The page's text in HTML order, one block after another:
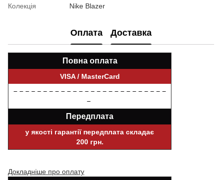
Колекція Nike Blazer
Оплата Доставка
Повна оплата
VISA / MasterCard
− − − − − − − − − − − − − − − − − − − − − − − − − −
−
Передплата
у якості гарантії передплата складає
200 грн.
Докладніше про оплату